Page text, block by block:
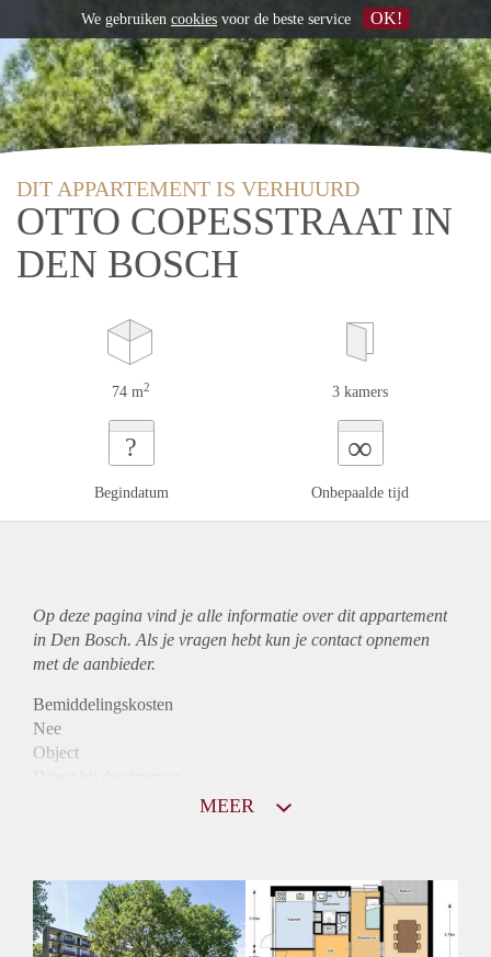
DIT APPARTEMENT IS VERHUURD
OTTO COPESSTRAAT IN
DEN BOSCH
74 m2 3 kamers
?
Begindatum
∞
Onbepaalde tijd
Op deze pagina vind je alle informatie over ditappartement
in Den Bosch. Als je vragen hebt kun je contact opnemen
met de aanbieder.
Bemiddelingskosten
Nee
Object
Huurtoeslag
Niet mogelijk
Inkomen eis
MEER
We gebruiken cookies voor de beste service OK!